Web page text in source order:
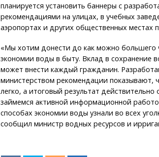
планируется установить баннеры с
рекомендациями на улицах, в учебных
аэропортах и других общественных местах
«Мы хотим донести до как можно большего
экономии воды в быту. Вклад в сохранение
может внести каждый гражданин.
министерством рекомендации показывают,
легко, а итоговый результат
займемся активной информационной
способах экономии воды узнали во всех
сообщил министр водных ресурсов и